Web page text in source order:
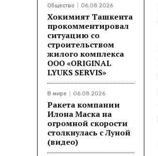
Общество 06.08.2026
Хокимият Ташкента
прокомментировал
ситуацию со
строительством
жилого комплекса
ООО «ORIGINAL
LYUKS SERVIS»
В мире 06.08.2026
Ракета компании
Илона Маска на
огромной скорости
столкнулась с Луной
(видео)